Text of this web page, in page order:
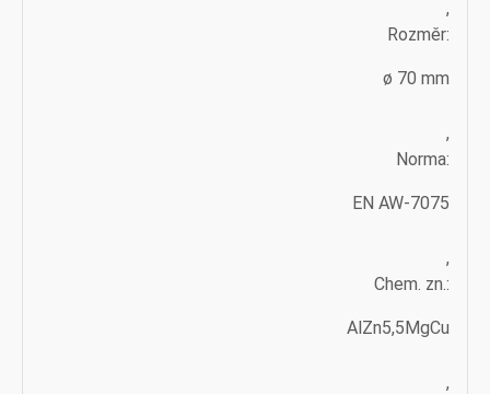
,
Rozměr:
ø 70 mm
,
Norma:
EN AW-7075
,
Chem. zn.:
AlZn5,5MgCu
,